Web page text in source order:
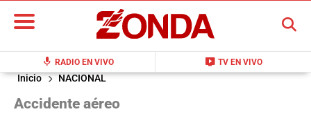
mic RADIO EN VIVO live_tv TV EN VIVO
BUSCAR
Inicio NACIONAL
Accidente aéreo